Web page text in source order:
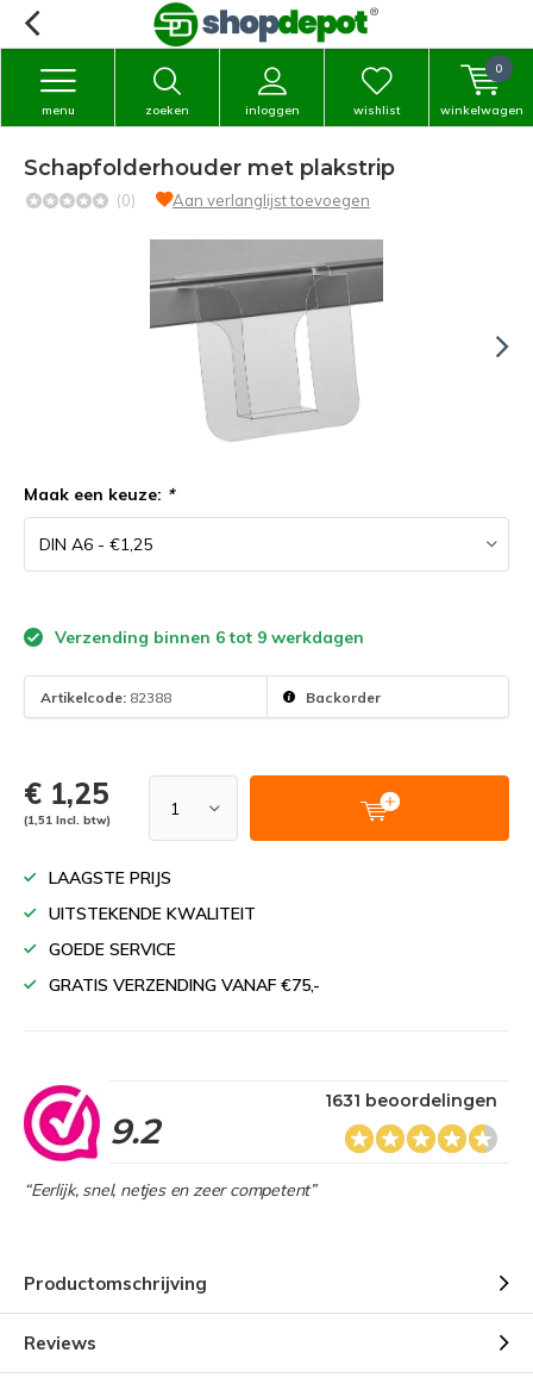
zoeken inloggen
menu wishlist winkelwagen
0
Schapfolderhouder met plakstrip
(0) Aan verlanglijst toevoegen
Maak een keuze: *
Verzending binnen 6 tot 9 werkdagen
Artikelcode: 82388 Backorder
€ 1,25
(1,51 Incl. btw)
LAAGSTE PRIJS
UITSTEKENDE KWALITEIT
GOEDE SERVICE
GRATIS VERZENDING VANAF €75,-
9.2
1631 beoordelingen
“Eerlijk, snel, netjes en zeer competent”
Productomschrijving
Reviews